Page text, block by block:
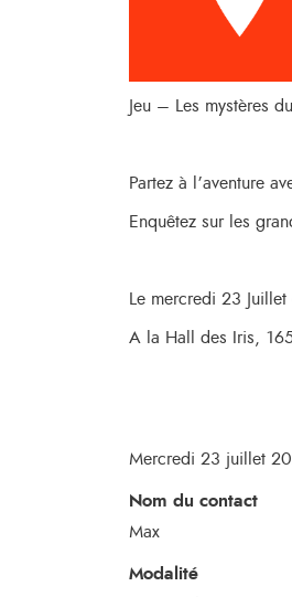
Jeu – Les mystères
Partez à l’aventure
Enquêtez sur les
Le mercredi 23
A la Hall des Iris,
Mercredi 23 juillet
Nom du contact
Max
Modalité